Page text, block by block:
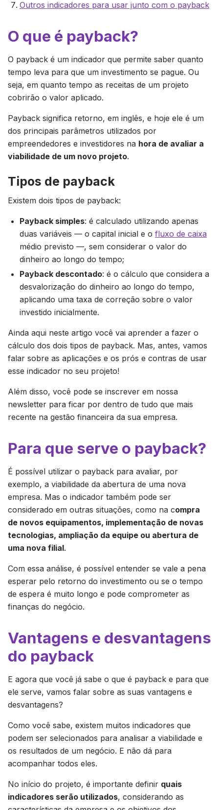
Outros indicadores para usar junto com o payback
O que é payback?
O payback é um indicador que permite saber quanto
tempo leva para que um investimento se pague. Ou
seja, em quanto tempo as receitas de um projeto
cobrirão o valor aplicado.
Payback significa retorno, em inglês, e hoje ele é um
dos principais parâmetros utilizados por
empreendedores e investidores na hora de avaliar a
viabilidade de um novo projeto.
Tipos de payback
Existem dois tipos de payback:
Payback simples: é calculado utilizando apenas
duas variáveis — o capital inicial e o fluxo de caixa
médio previsto —, sem considerar o valor do
dinheiro ao longo do tempo;
Payback descontado: é o cálculo que considera a
desvalorização do dinheiro ao longo do tempo,
aplicando uma taxa de correção sobre o valor
investido inicialmente.
Ainda aqui neste artigo você vai aprender a fazer o
cálculo dos dois tipos de payback. Mas, antes, vamos
falar sobre as aplicações e os prós e contras de usar
esse indicador no seu projeto!
Além disso, você pode se inscrever em nossa
newsletter para ficar por dentro de tudo que mais
recente na gestão financeira da sua empresa.
Para que serve o payback?
É possível utilizar o payback para avaliar, por
exemplo, a viabilidade da abertura de uma nova
empresa. Mas o indicador também pode ser
considerado em outras situações, como na compra
de novos equipamentos, implementação de novas
tecnologias, ampliação da equipe ou abertura de
uma nova filial.
Com essa análise, é possível entender se vale a pena
esperar pelo retorno do investimento ou se o tempo
de espera é muito longo e pode comprometer as
finanças do negócio.
Vantagens e desvantagens
do payback
E agora que você já sabe o que é payback e para que
ele serve, vamos falar sobre as suas vantagens e
desvantagens?
Como você sabe, existem muitos indicadores que
podem ser selecionados para analisar a viabilidade e
os resultados de um negócio. E não dá para
acompanhar todos eles.
No início do projeto, é importante definir quais
indicadores serão utilizados, considerando as